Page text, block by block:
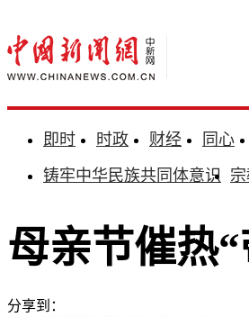
即时 时政 财经 同心
铸牢中华民族共同体意识
母亲节催热
分享到：